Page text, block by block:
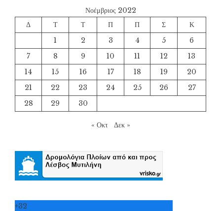
Νοέμβριος 2022
Δ
Τ Τ Π Π Σ
Κ
1
2 3 4 5
6
7
8 9 10 11 12
13
14
15 16 17 18 19
20
21
22 23 24 25 26
27
28
29 30
« Οκτ Δεκ »
+32